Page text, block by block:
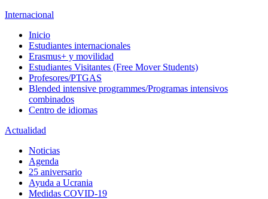
Internacional
Inicio
Estudiantes internacionales
Erasmus+ y movilidad
Estudiantes Visitantes (Free Mover Students)
Profesores/PTGAS
Blended intensive programmes/Programas intensivos
combinados
Centro de idiomas
Actualidad
Noticias
Agenda
25 aniversario
Ayuda a Ucrania
Medidas COVID-19